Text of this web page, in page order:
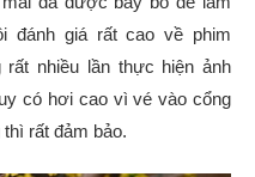
đánh giá rất cao về phim
rất nhiều lần thực hiện ảnh
có hơi cao vì vé vào cổng
rất đảm bảo.